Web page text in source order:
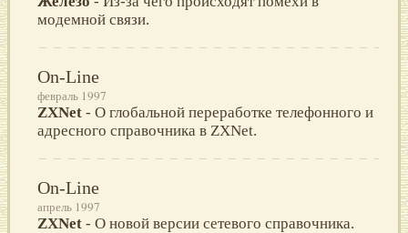
модемной связи.
On-Line
февраль 1997
ZXNet - O глобальной переработке телефонного и
адресного справочника в ZXNet.
On-Line
апрель 1997
ZXNet - О новой версии сетевого справочника.